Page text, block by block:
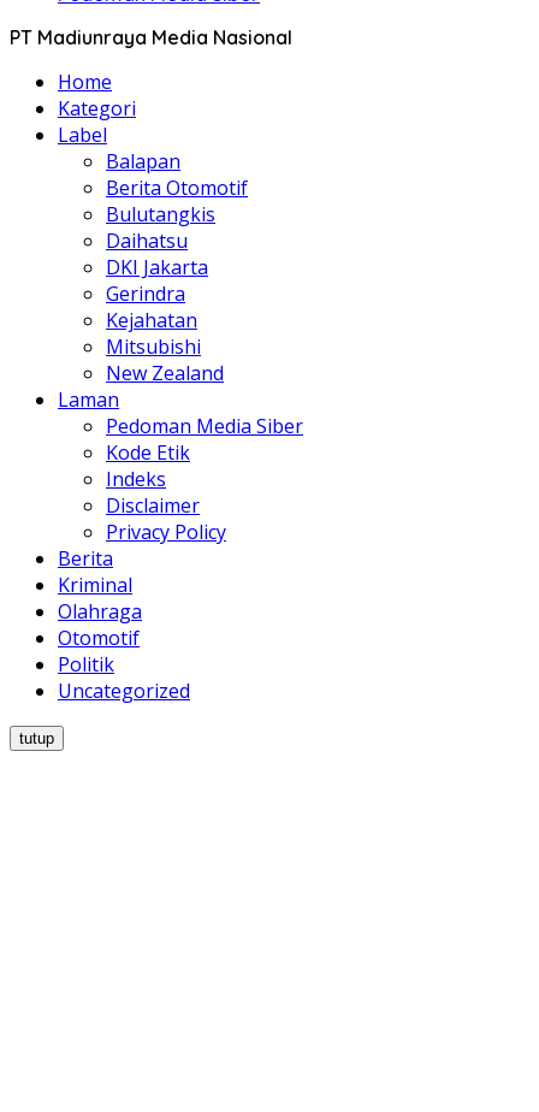
PT Madiunraya Media Nasional
Home
Kategori
Label
Balapan
Berita Otomotif
Bulutangkis
Daihatsu
DKI Jakarta
Gerindra
Kejahatan
Mitsubishi
New Zealand
Laman
Pedoman Media Siber
Kode Etik
Indeks
Disclaimer
Privacy Policy
Berita
Kriminal
Olahraga
Otomotif
Politik
Uncategorized
tutup